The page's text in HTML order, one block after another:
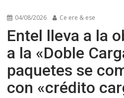
04/08/2026 Ce ere & ese
Entel lleva a la
a la «Doble
paquetes se
con «crédito